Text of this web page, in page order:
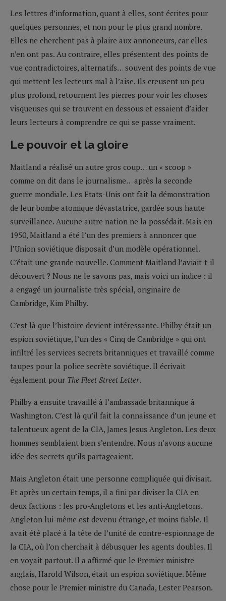
Les lettres d’information, quant à elles, sont écrites pour
quelques personnes, et non pour le plus grand nombre.
Elles ne cherchent pas à plaire aux annonceurs, car elles
n’en ont pas. Au contraire, elles présentent des points de
vue contradictoires, alternatifs… souvent des points de vue
qui mettent les lecteurs mal à l’aise. Ils creusent un peu
plus profond, retournent les pierres pour voir les choses
visqueuses qui se trouvent en dessous et essaient d’aider
leurs lecteurs à comprendre ce qui se passe vraiment.
Le pouvoir et la gloire
Maitland a réalisé un autre gros coup… un « scoop »
comme on dit dans le journalisme… après la seconde
guerre mondiale. Les Etats-Unis ont fait la démonstration
de leur bombe atomique dévastatrice, gardée sous haute
surveillance. Aucune autre nation ne la possédait. Mais en
1950, Maitland a été l’un des premiers à annoncer que
l’Union soviétique disposait d’un modèle opérationnel.
C’était une grande nouvelle. Comment Maitland l’aviait-t-il
découvert ? Nous ne le savons pas, mais voici un indice : il
a engagé un journaliste très spécial, originaire de
Cambridge, Kim Philby.
C’est là que l’histoire devient intéressante. Philby était un
espion soviétique, l’un des « Cinq de Cambridge » qui ont
infiltré les services secrets britanniques et travaillé comme
taupes pour la police secrète soviétique. Il écrivait
également pour The Fleet Street Letter.
Philby a ensuite travaillé à l’ambassade britannique à
Washington. C’est là qu’il fait la connaissance d’un jeune et
talentueux agent de la CIA, James Jesus Angleton. Les deux
hommes semblaient bien s’entendre. Nous n’avons aucune
idée des secrets qu’ils partageaient.
Mais Angleton était une personne compliquée qui divisait.
Et après un certain temps, il a fini par diviser la CIA en
deux factions : les pro-Angletons et les anti-Angletons.
Angleton lui-même est devenu étrange, et moins fiable. Il
avait été placé à la tête de l’unité de contre-espionnage de
la CIA, où l’on cherchait à débusquer les agents doubles. Il
en voyait partout. Il a affirmé que le Premier ministre
anglais, Harold Wilson, était un espion soviétique. Même
chose pour le Premier ministre du Canada, Lester Pearson.